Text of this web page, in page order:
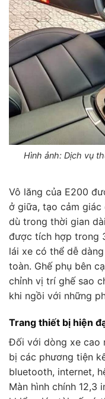
Hình ảnh: Dịch vụ
Vô lăng của E200
ở giữa, tạo cảm giác
dù trong thời gian
được tích hợp trong
lái xe có thể dễ
toàn. Ghế phụ bên
chỉnh vị trí ghế sao
khi ngồi với những
Trang thiết bị hiện
Đối với dòng xe cao
bị các phương tiện
bluetooth, internet,
Màn hình chính 12,3